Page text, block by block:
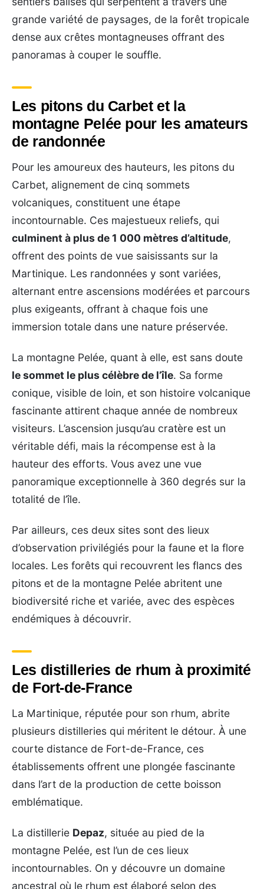
grande variété de paysages, de la forêt tropicale
dense aux crêtes montagneuses offrant des
panoramas à couper le souffle.
Les pitons du Carbet et la
montagne Pelée pour les amateurs
de randonnée
Pour les amoureux des hauteurs, les pitons du
Carbet, alignement de cinq sommets
volcaniques, constituent une étape
incontournable. Ces majestueux reliefs, qui
culminent à plus de 1 000 mètres d’altitude,
offrent des points de vue saisissants sur la
Martinique. Les randonnées y sont variées,
alternant entre ascensions modérées et parcours
plus exigeants, offrant à chaque fois une
immersion totale dans une nature préservée.
La montagne Pelée, quant à elle, est sans doute
le sommet le plus célèbre de l’île. Sa forme
conique, visible de loin, et son histoire volcanique
fascinante attirent chaque année de nombreux
visiteurs. L’ascension jusqu’au cratère est un
véritable défi, mais la récompense est à la
hauteur des efforts. Vous avez une vue
panoramique exceptionnelle à 360 degrés sur la
totalité de l’île.
Par ailleurs, ces deux sites sont des lieux
d’observation privilégiés pour la faune et la flore
locales. Les forêts qui recouvrent les flancs des
pitons et de la montagne Pelée abritent une
biodiversité riche et variée, avec des espèces
endémiques à découvrir.
Les distilleries de rhum à proximité
de Fort-de-France
La Martinique, réputée pour son rhum, abrite
plusieurs distilleries qui méritent le détour. À une
courte distance de Fort-de-France, ces
établissements offrent une plongée fascinante
dans l’art de la production de cette boisson
emblématique.
La distillerie Depaz, située au pied de la
montagne Pelée, est l’un de ces lieux
incontournables. On y découvre un domaine
ancestral où le rhum est élaboré selon des